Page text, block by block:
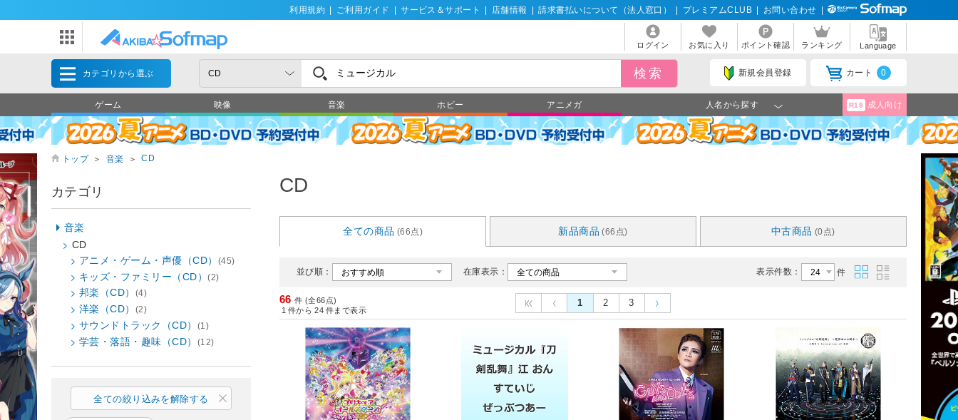
利用規約 ご利用ガイド サービス＆サポート 店舗情報 請求書払いについて（法人窓口） プレミアムCLUB お問い合わせ
ログイン お気に入り ポイント確認 ランキング Language
カテゴリから選ぶ 新規会員登録 カート 0
ゲーム 映像 音楽 ホビー アニメガ 人名から探す R18 成人向け
トップ ＞ 音楽 ＞ CD
CD
全ての商品 (66点) 新品商品 (66点) 中古商品 (0点)
並び順： 在庫表示： 表示件数： 件
66 件 (全66点)
1 件から 24 件まで表示
1 2 3
カテゴリ
音楽
CD
アニメ・ゲーム・声優（CD） (45)
キッズ・ファミリー（CD）(2)
邦楽（CD） (4)
洋楽（CD） (2)
サウンドトラック（CD） (1)
学芸・落語・趣味（CD） (12)
全ての絞り込みを解除する